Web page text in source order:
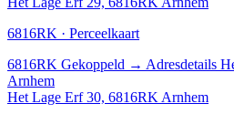
6816RK · Perceelkaart
6816RK Gekoppeld → Adresdetails
Arnhem
Het Lage Erf 30, 6816RK Arnhem